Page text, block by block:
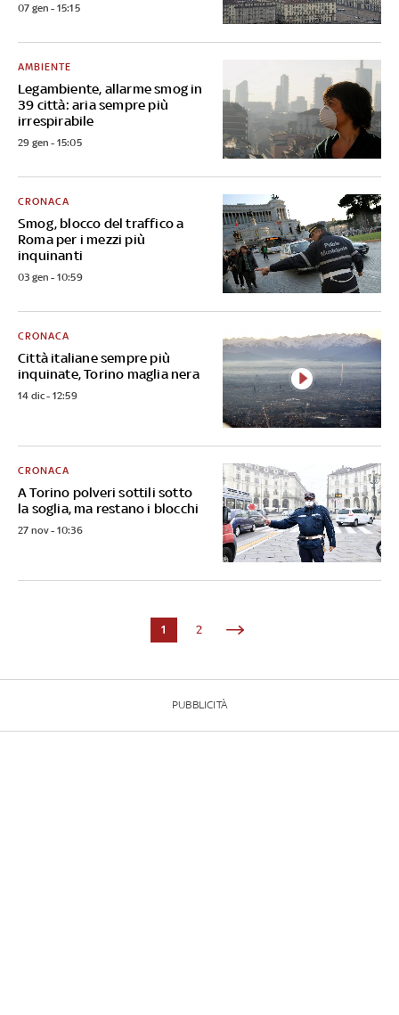
07 gen - 15:15
Legambiente, allarme smog in
39 città: aria sempre più
irrespirabile
AMBIENTE
29 gen - 15:05
Smog, blocco del traffico a
Roma per i mezzi più
inquinanti
CRONACA
03 gen - 10:59
Città italiane sempre più
inquinate, Torino maglia nera
CRONACA
14 dic - 12:59
A Torino polveri sottili sotto
la soglia, ma restano i blocchi
CRONACA
27 nov - 10:36
1 2
PUBBLICITÀ